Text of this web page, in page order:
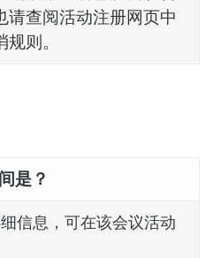
请查阅活动注册网页中
则。
是？
信息，可在该会议活动